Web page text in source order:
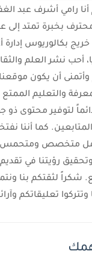
أنا رامي أشرف عبد
خريج بكالوريوس إدارة
أحب نشر العلم
أن يكون
والتعليم الممتع
لتوفير محتوى ذو
كما أننا
متخصص ومتحمس
وتحقيق رؤيتنا في
شكراً لثقتكم بنا
وتتركوا تعليقاتكم